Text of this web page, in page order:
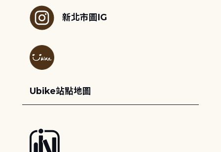
新北市圖IG
Ubike站點地圖